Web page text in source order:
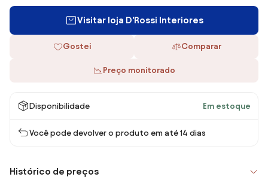
Visitar loja D'Rossi Interiores
Gostei Comparar
Preço monitorado
Disponibilidade Em estoque
Você pode devolver o produto em até 14 dias
Histórico de preços